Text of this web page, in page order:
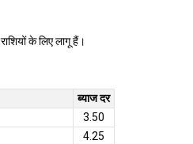
के लिए लागू हैं।
ब्याज दर
3.50
4.25